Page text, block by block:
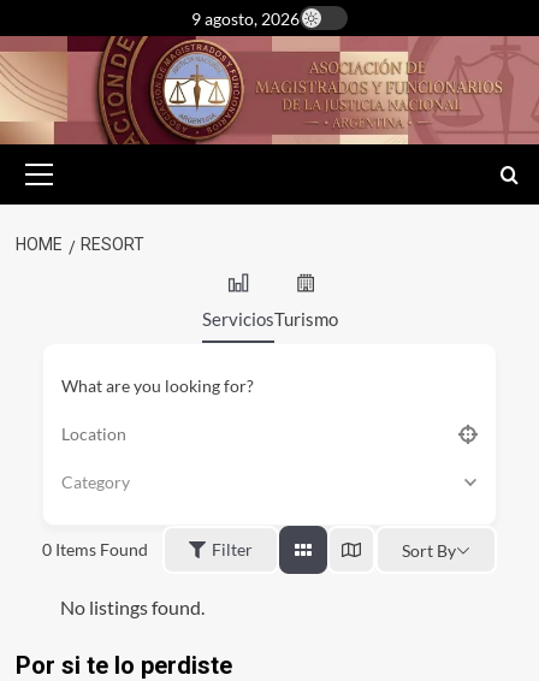
to
content
9 agosto, 2026
Menu
HOME RESORT
ServiciosTurismo
What are you looking for?
Category
0 Items Found Filter Sort By
No listings found.
Por si te lo perdiste